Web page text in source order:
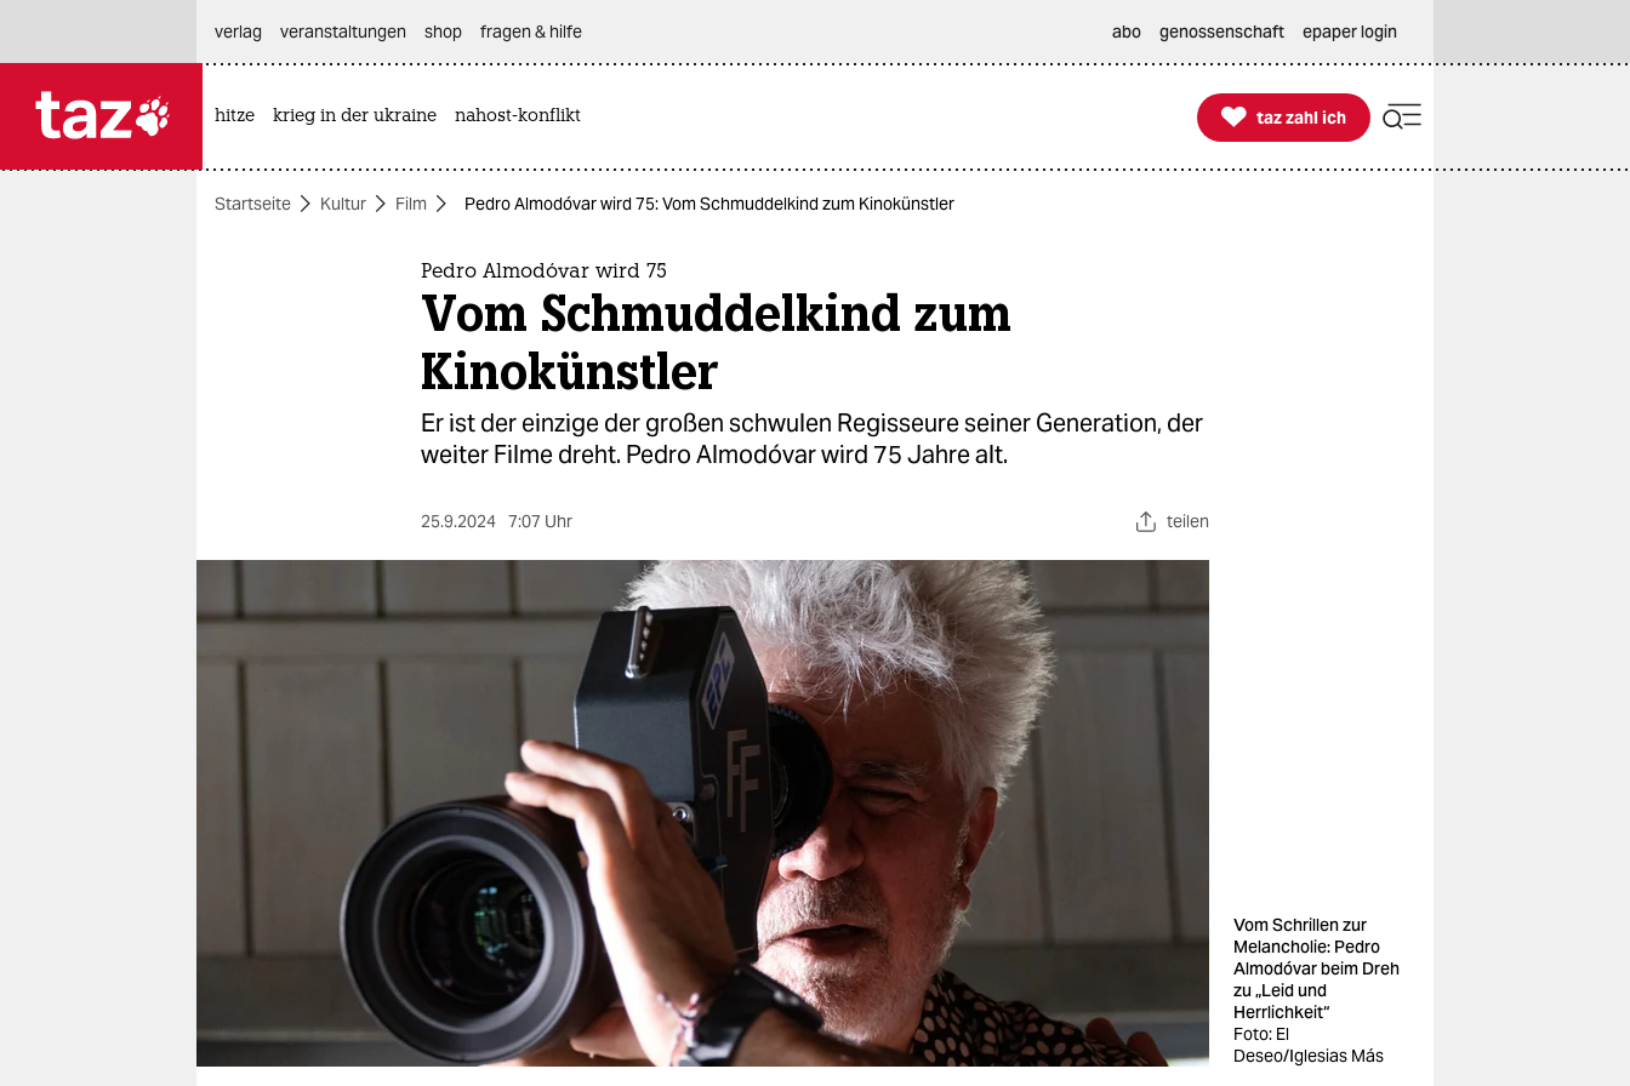
themen
wahrheit
unterstützen
genossenschaft
verlag
veranstaltungen shop fragen & hilfe abo genossenschaft epaper login
hitze krieg in der ukraine nahost-konflikt 
taz zahl ich
taz zahl ich
Startseite Kultur Film Pedro Almodóvar wird 75: Vom Schmuddelkind zum Kinokünstler
Pedro Almodóvar wird 75
Vom Schmuddelkind zum
Kinokünstler
Er ist der einzige der großen schwulen Regisseure seiner Generation, der
weiter Filme dreht. Pedro Almodóvar wird 75 Jahre alt.
25.9.2024 7:07 Uhr teilen
Vom Schrillen zur
Melancholie: Pedro
Almodóvar beim Dreh
zu „Leid und
Herrlichkeit“
Foto: El
Deseo/Iglesias Más